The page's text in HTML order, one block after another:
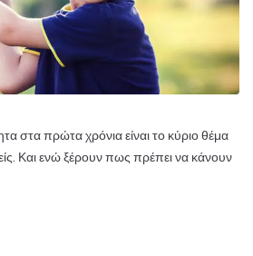
στα πρώτα χρόνια είναι το κύριο θέμα
Και ενώ ξέρουν πως πρέπει να κάνουν